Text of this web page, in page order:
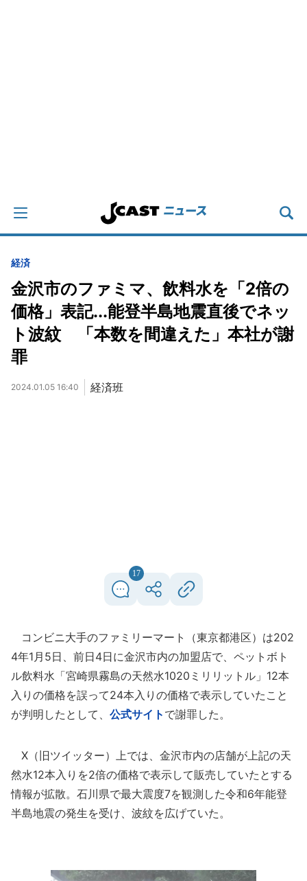
経済
金沢市のファミマ、飲料水を「2倍の
価格」表記...能登半島地震直後でネッ
ト波紋 「本数を間違えた」本社が謝
罪
2024.01.05 16:40 経済班
17
コンビニ大手のファミリーマート（東京都港区）は202
4年1月5日、前日4日に金沢市内の加盟店で、ペットボト
ル飲料水「宮崎県霧島の天然水1020ミリリットル」12本
入りの価格を誤って24本入りの価格で表示していたこと
が判明したとして、 公式サイト で謝罪した。
X（旧ツイッター）上では、金沢市内の店舗が上記の天
然水12本入りを2倍の価格で表示して販売していたとする
情報が拡散。石川県で最大震度7を観測した令和6年能登
半島地震の発生を受け、波紋を広げていた。